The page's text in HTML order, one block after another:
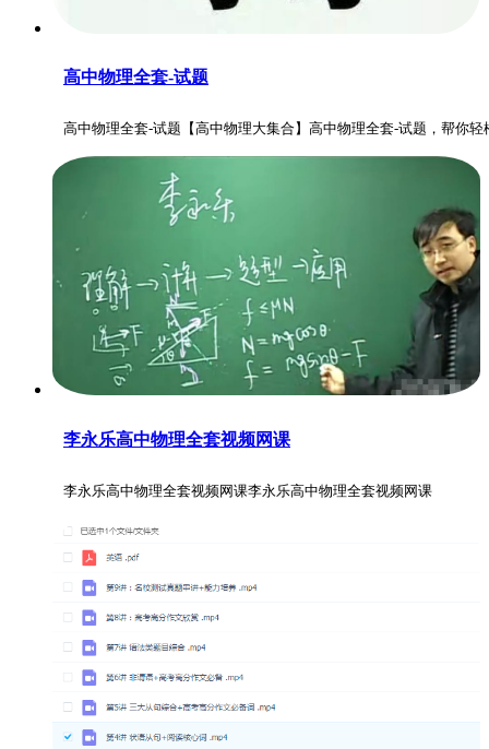
高中物理全套-试题
高中物理全套-试题【高中物理大集合】高中物理全套-试题，帮你
李永乐高中物理全套视频网课
李永乐高中物理全套视频网课李永乐高中物理全套视频网课